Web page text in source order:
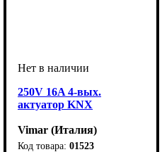
250V 16A 4-вых.
актуатор KNX
Vimar (Италия)
01523